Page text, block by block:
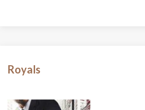
Royals